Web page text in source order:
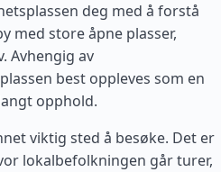
deg med å forstå
med store åpne plasser,
Avhengig av
best oppleves som en
opphold.
viktig sted å besøke. Det er
lokalbefolkningen går turer,